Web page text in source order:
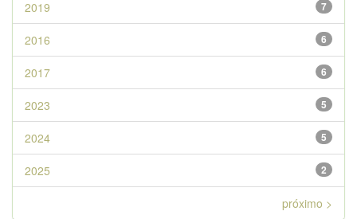
7
2019
6
2016
6
2017
5
2023
5
2024
2
2025
próximo >